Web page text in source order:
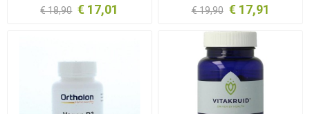
€ 18,90 € 17,01 € 19,90 € 17,91